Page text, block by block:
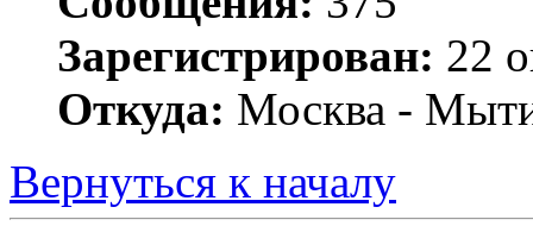
Зарегистрирован: 22
Откуда: Москва -
Вернуться к началу